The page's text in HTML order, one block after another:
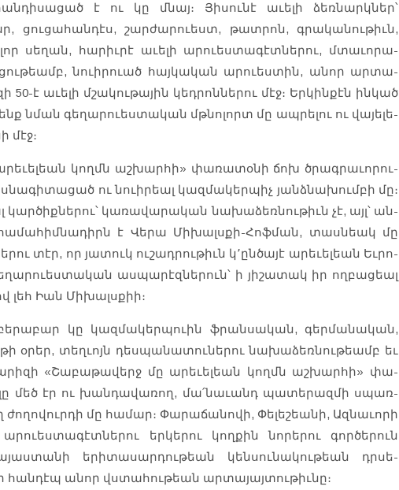
է ու կը մնայ։ Յիսունէ աւե­լի ձեռ­նարկներ՝
ցու­ցա­հան­դէս, շար­ժա­րուեստ, թատ­րոն, գրա­կա­նու­թիւն,
սե­ղան, հարիւրէ աւե­լի արուես­տա­գէտ­նե­րու, մտա­ւորա­
նուիրուած հայ­կա­կան արուես­տին, անոր ար­տա­
50-է աւե­լի մշա­կու­թա­յին կեդ­րոննե­րու մէջ։ Եր­կինքէն ին­կած
նման գե­ղարուես­տա­կան մթնո­լորտ մը ապ­րե­լու ու վա­յելե­
մէջ։
կողմն աշ­խարհի» փա­ռատօ­նի ճոխ ծրագ­րա­ւորու­
ու նուիրեալ կազ­մա­կեր­պիչ յանձնա­խումբի մը։
կա­ռավա­րական նա­խաձեռ­նութիւն չէ, այլ՝ ան­
է Վե­րա Մի­խալսքի-Հոֆ­ման, տաս­նեակ մը
տէր, որ յա­տուկ ու­շադրու­թիւն կ՚ըն­ծա­յէ արե­ւելեան Եւ­րո­
աս­պա­րէզներուն՝ ի յի­շա­տակ իր ող­բա­ցեալ
լեհ Իան Մի­խալսքիի։
կը կազ­մա­կեր­պուին ֆրան­սա­կան, գեր­մա­նական,
օրեր, տեղ­ւոյն դես­պա­նատու­նե­րու նա­խաձեռ­նութեամբ եւ
«Շա­բաթա­վերջ մը արե­ւելեան կողմն աշ­խարհի» փա­
մեծ էր ու խան­դա­վառող, մա­՛նաւանդ պա­տե­րազ­մի սպառ­
մը հա­մար։ Փա­րաճա­նովի, Փե­լեշեանի, Ազ­նա­ւորի
եր­կե­րու կող­քին նո­րերու գոր­ծե­րուն
երի­տասար­դութեան կեն­սունա­կու­թեան դրսե­
հան­դէպ անոր վստա­հութեան ար­տայայտութիւնը։­